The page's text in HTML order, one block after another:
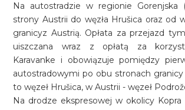
Na autostradzie w regionie Gorenjska
strony Austrii do węzła Hrušica oraz od
granicyz Austrią. Opłata za przejazd
uiszczana wraz z opłatą za
Karavanke i obowiązuje pomiędzy
autostradowymi po obu stronach granicy
to węzeł Hrušica, w Austrii - węzeł
Na drodze ekspresowej w okolicy Kopra